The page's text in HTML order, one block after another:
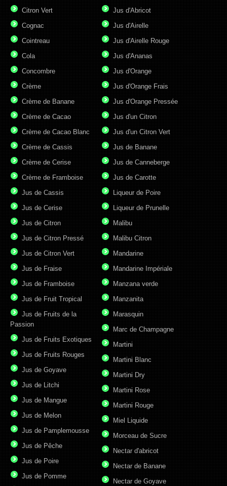
Citron Vert
Cognac
Cointreau
Cola
Concombre
Crème
Crème de Banane
Crème de Cacao
Crème de Cacao Blanc
Crème de Cassis
Crème de Cerise
Crème de Framboise
Jus d'Abricot
Jus d'Airelle
Jus d'Airelle Rouge
Jus d'Ananas
Jus d'Orange
Jus d'Orange Frais
Jus d'Orange Pressée
Jus d'un Citron
Jus d'un Citron Vert
Jus de Banane
Jus de Canneberge
Jus de Carotte
Jus de Cassis
Jus de Cerise
Jus de Citron
Jus de Citron Pressé
Jus de Citron Vert
Jus de Fraise
Jus de Framboise
Jus de Fruit Tropical
Jus de Fruits de la
Passion
Jus de Fruits Exotiques
Jus de Fruits Rouges
Jus de Goyave
Jus de Litchi
Jus de Mangue
Jus de Melon
Jus de Pamplemousse
Jus de Pêche
Jus de Poire
Jus de Pomme
Liqueur de Poire
Liqueur de Prunelle
Malibu
Malibu Citron
Mandarine
Mandarine Impériale
Manzana verde
Manzanita
Marasquin
Marc de Champagne
Martini
Martini Blanc
Martini Dry
Martini Rose
Martini Rouge
Miel Liquide
Morceau de Sucre
Nectar d'abricot
Nectar de Banane
Nectar de Goyave